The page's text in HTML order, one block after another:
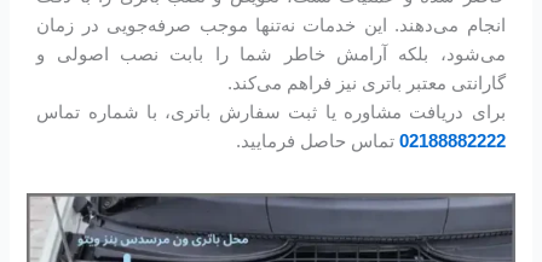
انجام می‌دهند. این خدمات نه‌تنها موجب صرفه‌جویی در زمان
می‌شود، بلکه آرامش خاطر شما را بابت نصب اصولی و
گارانتی معتبر باتری نیز فراهم می‌کند.
برای دریافت مشاوره یا ثبت سفارش باتری، با شماره تماس
02188882222 تماس حاصل فرمایید.